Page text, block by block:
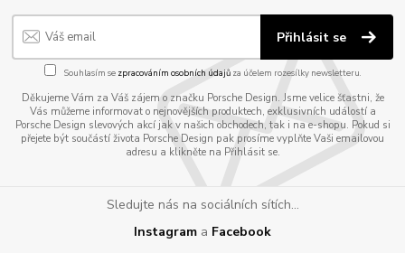
Přihlásit se
Souhlasím se zpracováním osobních údajůza účelem rozesílky newsletteru.
Děkujeme Vám za Váš zájem o značku Porsche Design. Jsme velice šťastni, že
Vás můžeme informovat o nejnovějších produktech, exklusivních událostí a
Porsche Design slevových akcí jak v našich obchodech, tak i na e-shopu. Pokud si
přejete být součástí života Porsche Design pak prosíme vyplňte Vaši emailovou
adresu a klikněte na Přihlásit se.
Sledujte nás na sociálních sítích...
Instagram a Facebook